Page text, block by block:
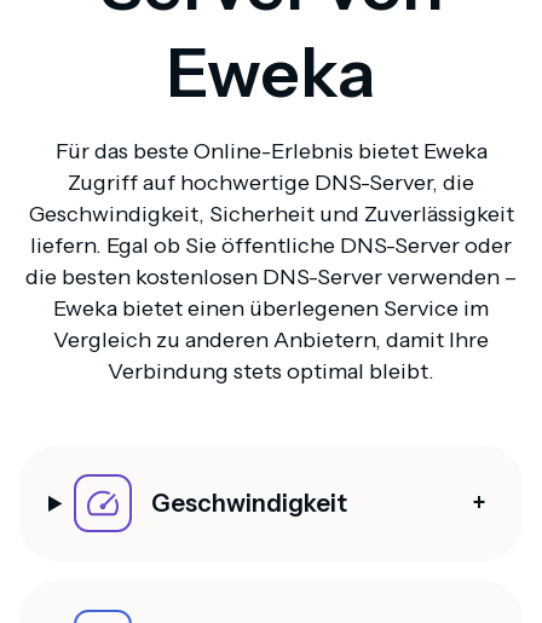
Eweka
Für das beste Online-Erlebnis bietet Eweka
Zugriff auf hochwertige DNS-Server, die
Geschwindigkeit, Sicherheit und Zuverlässigkeit
liefern. Egal ob Sie öffentliche DNS-Server oder
die besten kostenlosen DNS-Server verwenden –
Eweka bietet einen überlegenen Service im
Vergleich zu anderen Anbietern, damit Ihre
Verbindung stets optimal bleibt.
Geschwindigkeit